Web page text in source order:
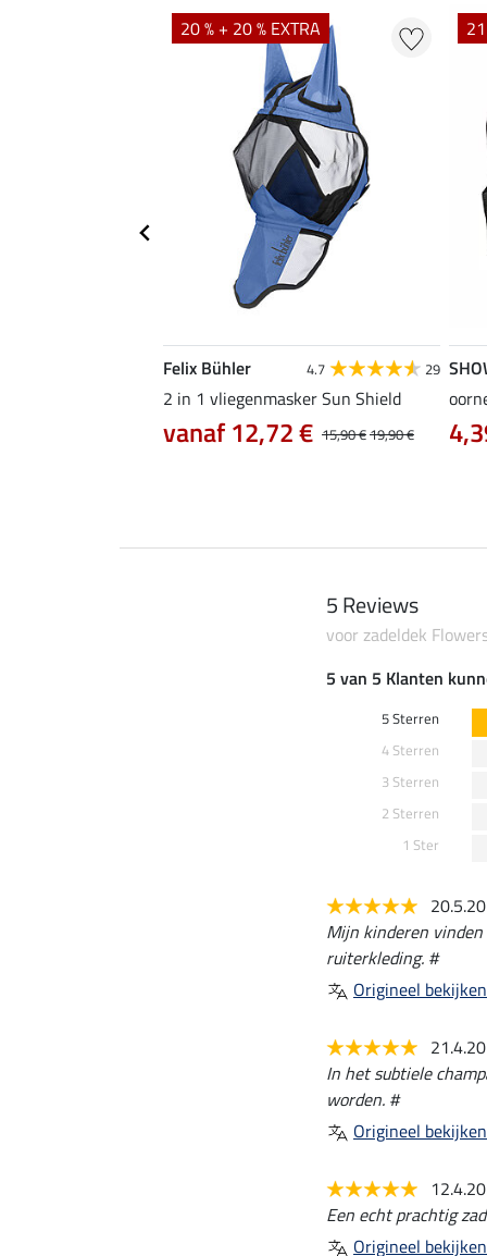
20 % + 20 % EXTRA
Felix Bühler 4.7 29
2 in 1 vliegenmasker Sun Shield
15,90 €19,90 €
vanaf 12,72 €
5 Reviews
voor zadeldek
5 van 5 Klanten
5 Sterren
4 Sterren
3 Sterren
2 Sterren
1 Ster
Mijn kinderen
ruiterkleding. #
Origineel bekijken
In het subtiele
worden. #
Origineel bekijken
Een echt prachtig
Origineel bekijken